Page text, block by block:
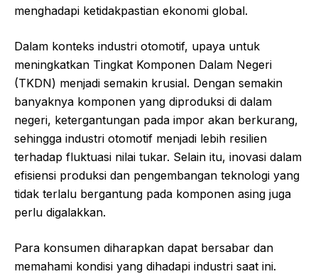
menghadapi ketidakpastian ekonomi global.
Dalam konteks industri otomotif, upaya untuk
meningkatkan Tingkat Komponen Dalam Negeri
(TKDN) menjadi semakin krusial. Dengan semakin
banyaknya komponen yang diproduksi di dalam
negeri, ketergantungan pada impor akan berkurang,
sehingga industri otomotif menjadi lebih resilien
terhadap fluktuasi nilai tukar. Selain itu, inovasi dalam
efisiensi produksi dan pengembangan teknologi yang
tidak terlalu bergantung pada komponen asing juga
perlu digalakkan.
Para konsumen diharapkan dapat bersabar dan
memahami kondisi yang dihadapi industri saat ini.